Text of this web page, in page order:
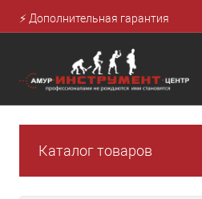
⚡ Дополнительная гарантия
Каталог товаров